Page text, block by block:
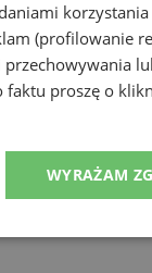
korzystania
(profilowanie
faktu proszę o
WYRAŻAM